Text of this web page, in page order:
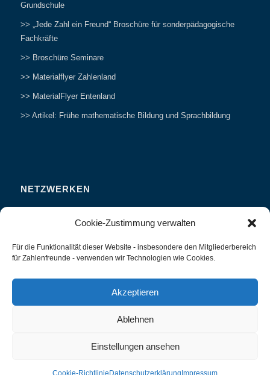
Cookie-Zustimmung verwalten
Für die Funktionalität dieser Website - insbesondere den Mitgliederbereich
für Zahlenfreunde - verwenden wir Technologien wie Cookies.
Akzeptieren
Ablehnen
Einstellungen ansehen
Cookie-Richtlinie Datenschutzerklärung Impressum
Grundschule
>> „Jede Zahl ein Freund“ Broschüre für sonderpädagogische
Fachkräfte
>> Broschüre Seminare
>> Materialflyer Zahlenland
>> MaterialFlyer Entenland
>> Artikel: Frühe mathematische Bildung und Sprachbildung
NETZWERKEN
Zahlenfreunde Forum
Studieren
Interviews und Erfahrungsberichte